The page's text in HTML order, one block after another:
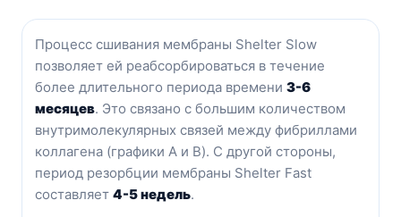
Процесс сшивания мембраны Shelter Slow
позволяет ей реабсорбироваться в течение
более длительного периода времени 3-6
месяцев. Это связано с большим количеством
внутримолекулярных связей между фибриллами
коллагена (графики A и B). С другой стороны,
период резорбции мембраны Shelter Fast
составляет 4-5 недель.